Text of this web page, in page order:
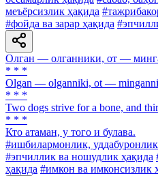
меъёрсизлик ҳақида
#фойда ва зарар ҳақида
Олган — олганники, от —
* * *
Olgan — olganniki, ot —
* * *
Two dogs strive for a bone, and
* * *
Кто атаман, у того и булава.
#ишбилармонлик, уддабуронлик
#эпчиллик ва ношудлик ҳақида
ҳақида #имкон ва имконсизлик